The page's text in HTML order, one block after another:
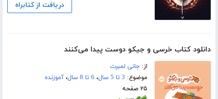
دریافت از کتابراه
دانلود کتاب خرسی و جیکو دوست پیدا می‌کنند
از:جانی لمبرت
موضوع: 3 تا 5 سال ، 6 تا 8 سال ،آموزنده
۲۵ صفحه